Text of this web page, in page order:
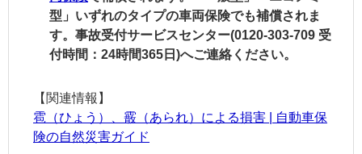
型」いずれのタイプの車両保険でも補償されま
す。事故受付サービスセンター(0120-303-709 受
付時間：24時間365日)へご連絡ください。
【関連情報】
雹（ひょう）、霰（あられ）による損害 | 自動車保
険の自然災害ガイド